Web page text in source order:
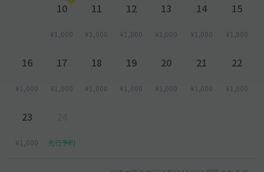
10
¥1,000
11
¥1,000
12
¥1,000
13
¥1,000
14
¥1,000
15
¥1,000
16
¥1,000
17
¥1,000
18
¥1,000
19
¥1,000
20
¥1,000
21
¥1,000
22
¥1,000
23
¥1,000 先行予約